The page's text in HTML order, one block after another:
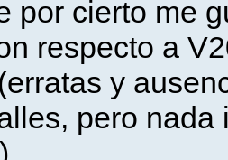
por cierto me
respecto a
y
pero